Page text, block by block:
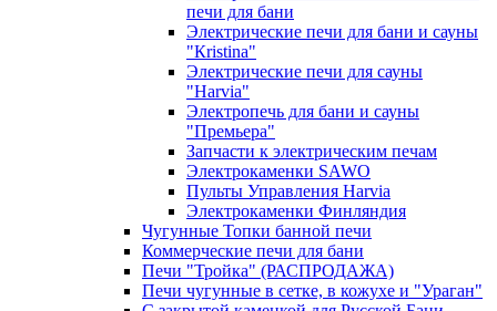
печи для бани
Электрические печи для бани и сауны
"Кristina"
Электрические печи для сауны
"Harvia"
Электропечь для бани и сауны
"Премьера"
Запчасти к электрическим печам
Электрокаменки SAWO
Пульты Управления Harvia
Электрокаменки Финляндия
Чугунные Топки банной печи
Коммерческие печи для бани
Печи "Тройка" (РАСПРОДАЖА)
Печи чугунные в сетке, в кожухе и "Ураган"